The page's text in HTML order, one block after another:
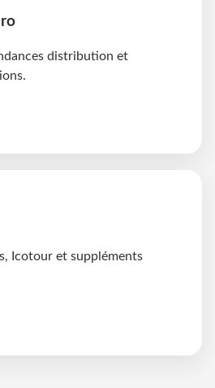
distribution et
Icotour et suppléments